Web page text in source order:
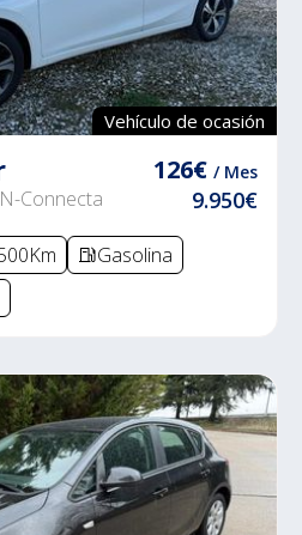
Vehículo de ocasión
Connecta
126€ / Mes
9.950€
Gasolina